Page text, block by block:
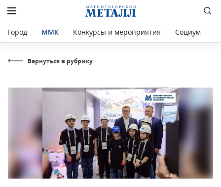
Город ММК Конкурсы и мероприятия Социум
Вернуться в рубрику